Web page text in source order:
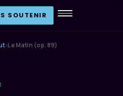
SOUTENIR
›Le Matin (op. 89)